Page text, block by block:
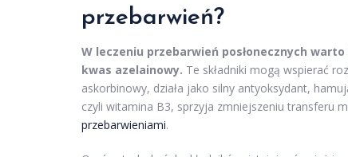
przebarwień?
W leczeniu przebarwień posłonecznych
kwas azelainowy. Te składniki mogą wspierać
askorbinowy, działa jako silny antyoksydant,
czyli witamina B3, sprzyja zmniejszeniu transferu
przebarwieniami.